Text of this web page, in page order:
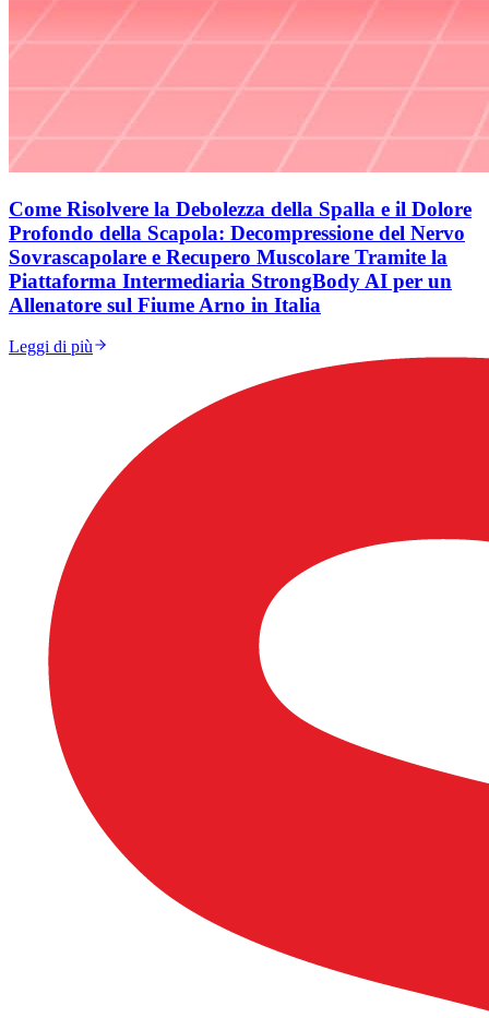
Come Risolvere la Debolezza della Spalla e il Dolore
Profondo della Scapola: Decompressione del Nervo
Sovrascapolare e Recupero Muscolare Tramite la
Piattaforma Intermediaria StrongBody AI per un
Allenatore sul Fiume Arno in Italia
Leggi di più